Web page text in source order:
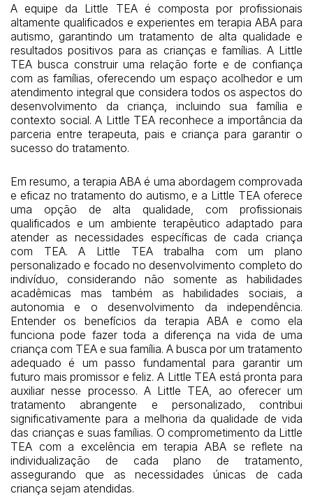
A equipe da Little TEA é composta por profissionais
altamente qualificados e experientes em terapia ABA para
autismo, garantindo um tratamento de alta qualidade e
resultados positivos para as crianças e famílias. A Little
TEA busca construir uma relação forte e de confiança
com as famílias, oferecendo um espaço acolhedor e um
atendimento integral que considera todos os aspectos do
desenvolvimento da criança, incluindo sua família e
contexto social. A Little TEA reconhece a importância da
parceria entre terapeuta, pais e criança para garantir o
sucesso do tratamento.
Em resumo, a terapia ABA é uma abordagem comprovada
e eficaz no tratamento do autismo, e a Little TEA oferece
uma opção de alta qualidade, com profissionais
qualificados e um ambiente terapêutico adaptado para
atender as necessidades específicas de cada criança
com TEA. A Little TEA trabalha com um plano
personalizado e focado no desenvolvimento completo do
indivíduo, considerando não somente as habilidades
acadêmicas mas também as habilidades sociais, a
autonomia e o desenvolvimento da independência.
Entender os benefícios da terapia ABA e como ela
funciona pode fazer toda a diferença na vida de uma
criança com TEA e sua família. A busca por um tratamento
adequado é um passo fundamental para garantir um
futuro mais promissor e feliz. A Little TEA está pronta para
auxiliar nesse processo. A Little TEA, ao oferecer um
tratamento abrangente e personalizado, contribui
significativamente para a melhoria da qualidade de vida
das crianças e suas famílias. O comprometimento da Little
TEA com a excelência em terapia ABA se reflete na
individualização de cada plano de tratamento,
assegurando que as necessidades únicas de cada
criança sejam atendidas.